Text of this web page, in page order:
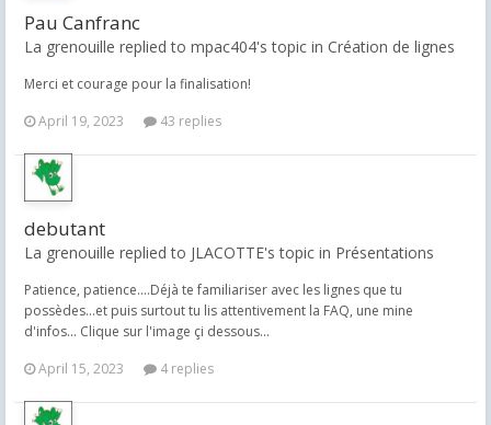
Pau Canfranc
La grenouille replied to mpac404's topic in Création de lignes
Merci et courage pour la finalisation!
April 19, 2023
43 replies
debutant
La grenouille replied to JLACOTTE's topic in Présentations
Patience, patience....Déjà te familiariser avec les lignes que tu
possèdes...et puis surtout tu lis attentivement la FAQ, une mine
d'infos... Clique sur l'image çi dessous...
April 15, 2023
4 replies